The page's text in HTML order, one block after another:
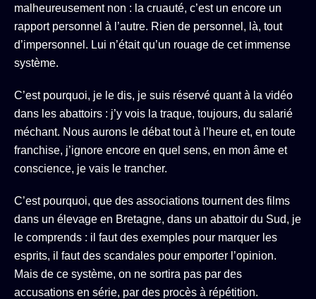
malheureusement non : la cruauté, c’est un encore un
rapport personnel à l’autre. Rien de personnel, là, tout
d’impersonnel. Lui n’était qu’un rouage de cet immense
système.
C’est pourquoi, je le dis, je suis réservé quant à la vidéo
dans les abattoirs : j’y vois la traque, toujours, du salarié
méchant. Nous aurons le débat tout à l’heure et, en toute
franchise, j’ignore encore en quel sens, en mon âme et
conscience, je vais le trancher.
C’est pourquoi, que des associations tournent des films
dans un élevage en Bretagne, dans un abattoir du Sud, je
le comprends : il faut des exemples pour marquer les
esprits, il faut des scandales pour emporter l’opinion.
Mais de ce système, on ne sortira pas par des
accusations en série, par des procès à répétition.